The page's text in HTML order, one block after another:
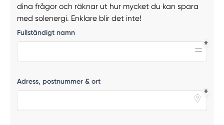
dina frågor och räknar ut hur mycket du kan spara
med solenergi. Enklare blir det inte!
Fullständigt namn
Adress, postnummer & ort